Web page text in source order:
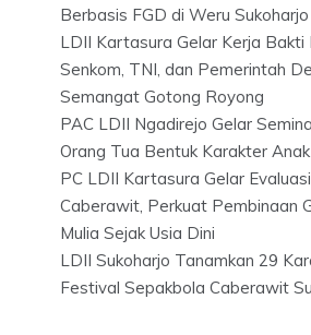
Berbasis FGD di Weru Sukoharjo
LDII Kartasura Gelar Kerja Bakti
Senkom, TNI, dan Pemerintah
Semangat Gotong Royong
PAC LDII Ngadirejo Gelar
Orang Tua Bentuk Karakter
PC LDII Kartasura Gelar
Caberawit, Perkuat Pembinaan
Mulia Sejak Usia Dini
LDII Sukoharjo Tanamkan 29
Festival Sepakbola Caberawit